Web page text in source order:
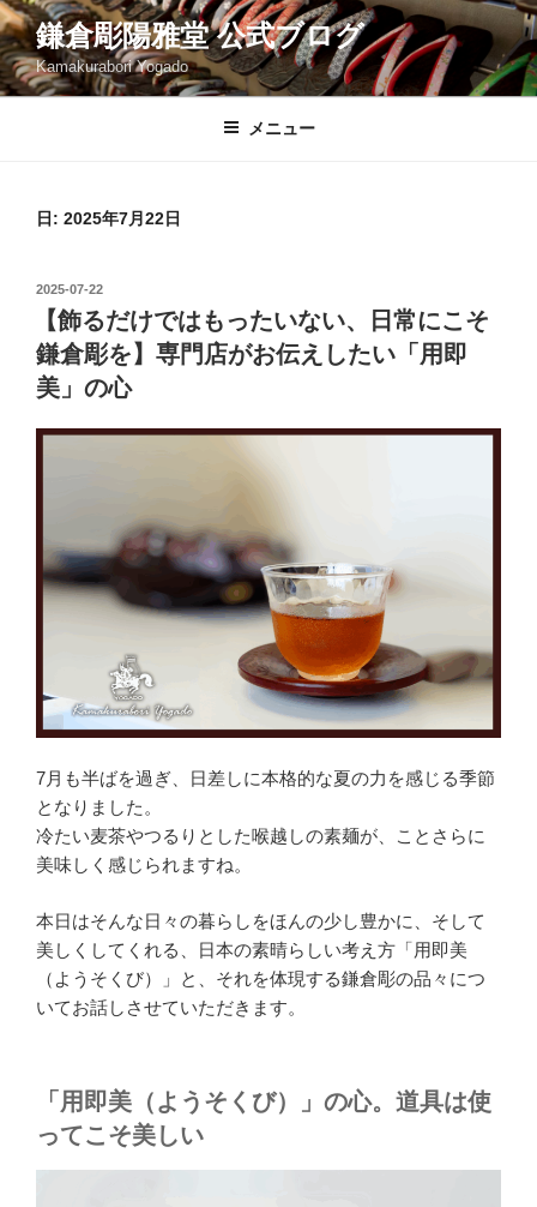
コ
ン
テ
ン
鎌倉彫陽雅堂 公式ブログ
Kamakurabori Yogado
メニュー
日: 2025年7月22日
投
日:
2025-07-22
【飾るだけではもったいない、日常にこそ
鎌倉彫を】専門店がお伝えしたい「用即
美」の心
7月も半ばを過ぎ、日差しに本格的な夏の力を感じる季節
となりました。
冷たい麦茶やつるりとした喉越しの素麺が、ことさらに
美味しく感じられますね。
本日はそんな日々の暮らしをほんの少し豊かに、そして
美しくしてくれる、日本の素晴らしい考え方「用即美
（ようそくび）」と、それを体現する鎌倉彫の品々につ
いてお話しさせていただきます。
「用即美（ようそくび）」の心。道具は使
ってこそ美しい